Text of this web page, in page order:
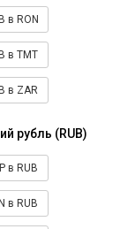
в RON
в TMT
в ZAR
рубль (RUB)
в RUB
в RUB